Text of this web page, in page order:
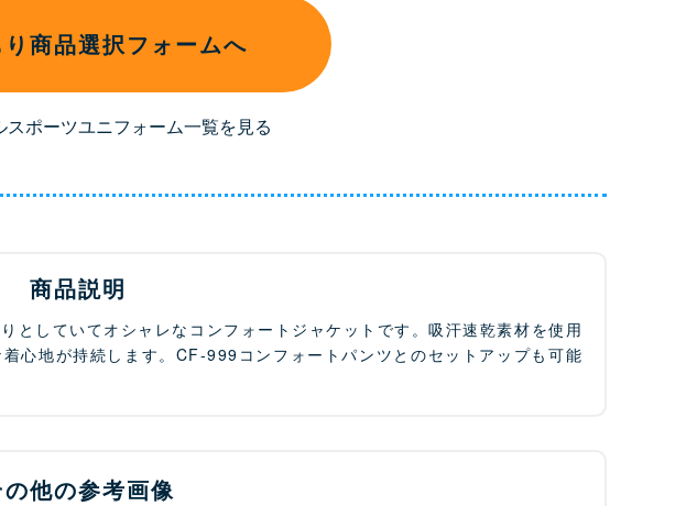
商品選択フォームへ
スポーツユニフォーム一覧を見る
商品説明
としていてオシャレなコンフォートジャケットです。吸汗速乾素材を使用
心地が持続します。CF-999コンフォートパンツとのセットアップも可能
の他の参考画像